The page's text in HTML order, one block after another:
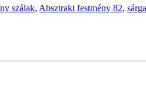
szálak, Absztrakt festmény 82, sárga